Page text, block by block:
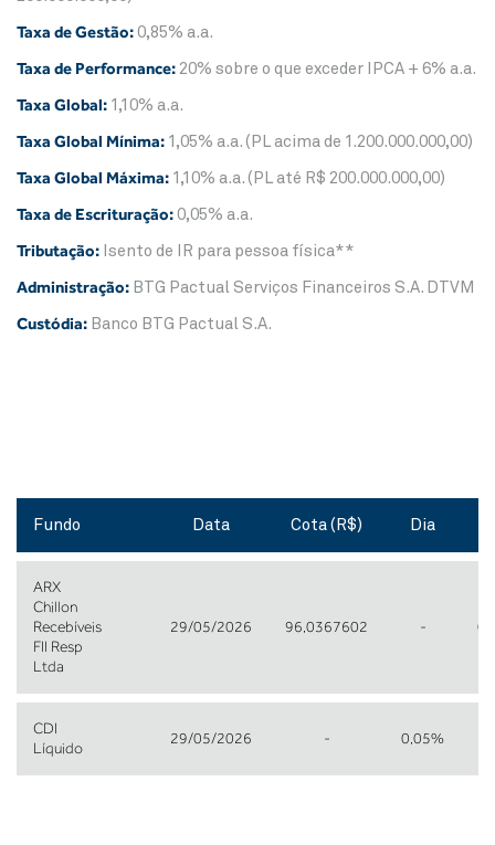
Taxa de Gestão: 0,85% a.a.
Taxa de Performance: 20% sobre o que exceder IPCA + 6% a.a.
Taxa Global: 1,10% a.a.
Taxa Global Mínima: 1,05% a.a. (PL acima de 1.200.000.000,00)
Taxa Global Máxima: 1,10% a.a. (PL até R$ 200.000.000,00)
Taxa de Escrituração: 0,05% a.a.
Tributação: Isento de IR para pessoa física**
Administração: BTG Pactual Serviços Financeiros S.A. DTVM
Custódia: Banco BTG Pactual S.A.
Fundo Data Cota (R$) Dia
ARX
Chillon
Recebíveis
FII Resp
Ltda
29/05/2026 96,0367602 -
CDI
Líquido
29/05/2026 - 0,05%